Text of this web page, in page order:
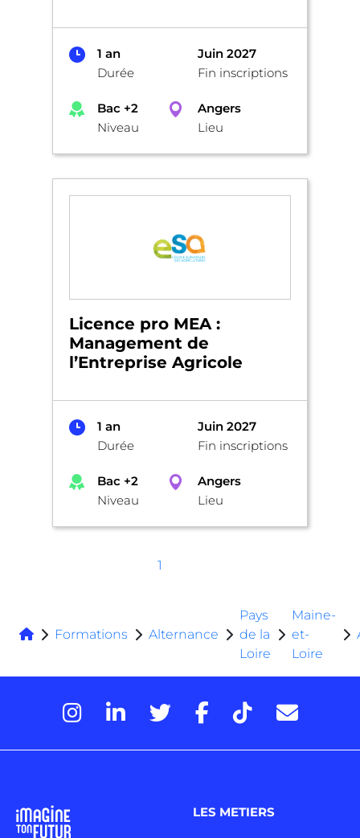
1 an
Durée
Juin 2027
Fin inscriptions
Bac +2
Niveau
Angers
Lieu
Licence pro MEA :
Management de
l’Entreprise Agricole
1 an
Durée
Juin 2027
Fin inscriptions
Bac +2
Niveau
Angers
Lieu
1
Formations Alternance
Pays
de la
Loire
Maine-
et-
Loire
LES METIERS